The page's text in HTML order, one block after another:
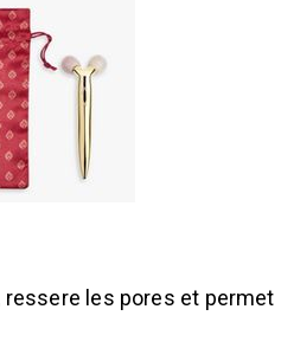
les pores et